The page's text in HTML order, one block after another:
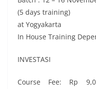
(5 days training)
at Yogyakarta
In House Training
INVESTASI
Course Fee: Rp